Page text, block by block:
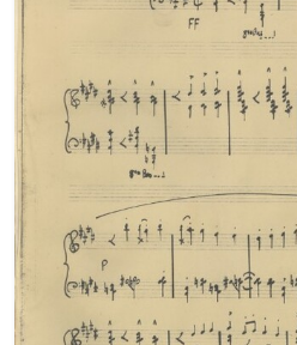
[Φάκελος] GR-
[Φάκελος] GR-
[Φάκελος] GR-
[Φάκελος] GR-
[Φάκελος] GR-
[Φάκελος] GR-
[Φάκελος] GR-
[Φάκελος] GR-
[Φάκελος] GR-
[Φάκελος] GR-
[Φάκελος] GR-
[Φάκελος] GR-